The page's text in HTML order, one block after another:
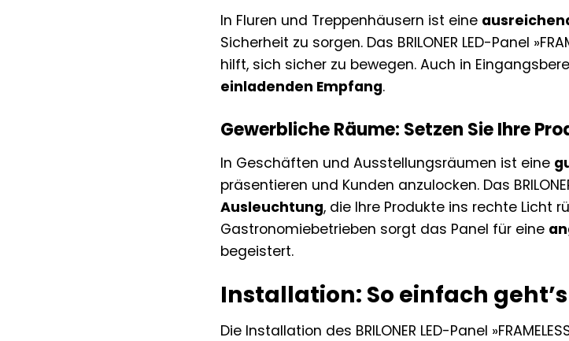
In Fluren und Treppenhäusern ist eine
Sicherheit zu sorgen. Das BRILONER LED-Panel
hilft, sich sicher zu bewegen. Auch in
einladenden Empfang.
Gewerbliche Räume: Setzen Sie Ihre
In Geschäften und Ausstellungsräumen ist eine
präsentieren und Kunden anzulocken. Das
Ausleuchtung, die Ihre Produkte ins rechte Licht
Gastronomiebetrieben sorgt das Panel für eine
begeistert.
Installation: So einfach geht’s
Die Installation des BRILONER LED-Panel